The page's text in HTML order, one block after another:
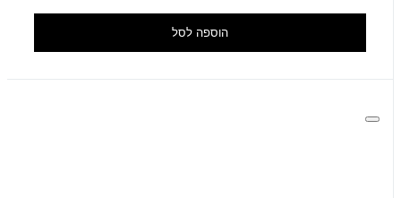
הוספה לסל